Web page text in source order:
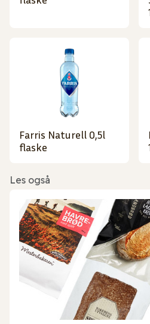
Farris Naturell 0,5l
flaske
Les også